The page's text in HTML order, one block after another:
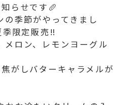
らせです🥖
季節がやってきまし
限定販売‼︎
メロン、レモンヨーグル
がしバターキャラメルが